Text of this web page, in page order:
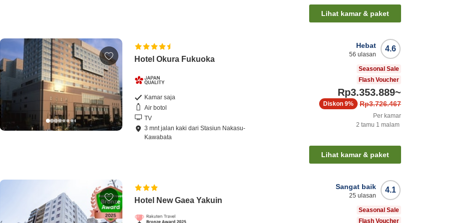
Lihat kamar & paket
Hotel Okura Fukuoka
Kamar saja
Air botol
TV
3 mntjalan kaki dariStasiun Nakasu-
Kawabata
4.6
Hebat
56 ulasan
Seasonal Sale
Flash Voucher
Rp3.353.889~
Rp3.726.467
Diskon 9%
Per kamar
2 tamu 1 malam
Lihat kamar & paket
Hotel New Gaea Yakuin
4.1
Sangat baik
25 ulasan
Seasonal Sale
Flash Voucher